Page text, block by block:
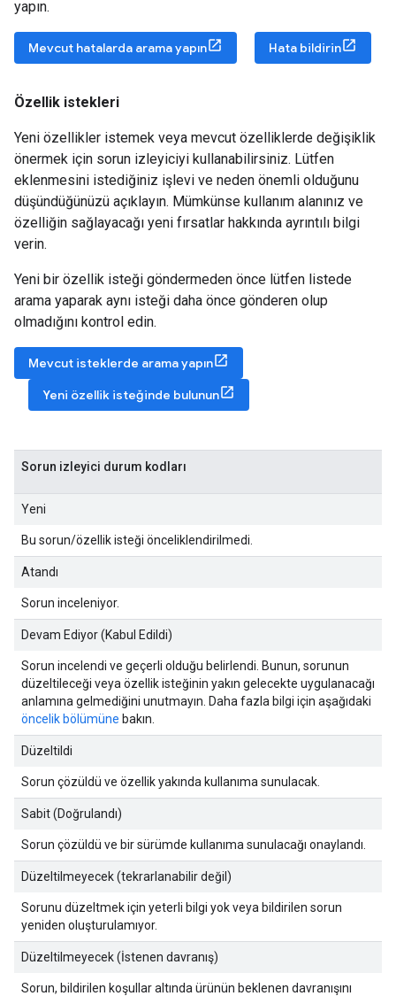
yapın.
Mevcut hatalarda arama yapın Hata bildirin
Özellik istekleri
Yeni özellikler istemek veya mevcut özelliklerde değişiklik
önermek için sorun izleyiciyi kullanabilirsiniz. Lütfen
eklenmesini istediğiniz işlevi ve neden önemli olduğunu
düşündüğünüzü açıklayın. Mümkünse kullanım alanınız ve
özelliğin sağlayacağı yeni fırsatlar hakkında ayrıntılı bilgi
verin.
Yeni bir özellik isteği göndermeden önce lütfen listede
arama yaparak aynı isteği daha önce gönderen olup
olmadığını kontrol edin.
Mevcut isteklerde arama yapın
Yeni özellik isteğinde bulunun
Sorun izleyici durum kodları
Yeni
Bu sorun/özellik isteği önceliklendirilmedi.
Atandı
Sorun inceleniyor.
Devam Ediyor (Kabul Edildi)
Sorun incelendi ve geçerli olduğu belirlendi. Bunun, sorunun
düzeltileceği veya özellik isteğinin yakın gelecekte uygulanacağı
anlamına gelmediğini unutmayın. Daha fazla bilgi için aşağıdaki
öncelik bölümüne bakın.
Düzeltildi
Sorun çözüldü ve özellik yakında kullanıma sunulacak.
Sabit (Doğrulandı)
Sorun çözüldü ve bir sürümde kullanıma sunulacağı onaylandı.
Düzeltilmeyecek (tekrarlanabilir değil)
Sorunu düzeltmek için yeterli bilgi yok veya bildirilen sorun
yeniden oluşturulamıyor.
Düzeltilmeyecek (İstenen davranış)
Sorun, bildirilen koşullar altında ürünün beklenen davranışını